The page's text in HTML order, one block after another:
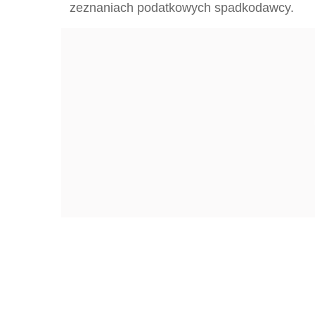
zeznaniach podatkowych spadkodawcy.